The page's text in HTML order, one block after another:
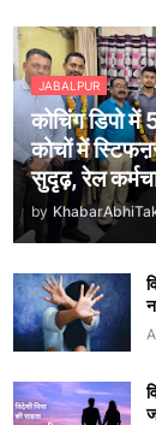
JABALPUR
कोचिंग डिपो
कोचों में
सुदृढ़, रेल
by